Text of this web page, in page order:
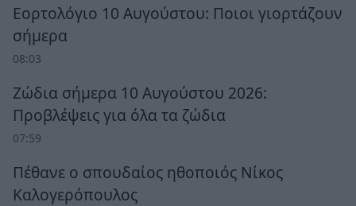
Εορτολόγιο 10 Αυγούστου: Ποιοι γιορτάζουν
σήμερα
08:03
Ζώδια σήμερα 10 Αυγούστου 2026:
Προβλέψεις για όλα τα ζώδια
07:59
Πέθανε ο σπουδαίος ηθοποιός Νίκος
Καλογερόπουλος